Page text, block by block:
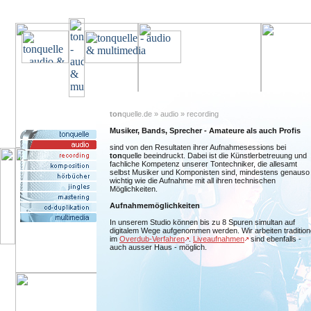
tonquelle.de » audio » recording
Musiker, Bands, Sprecher - Amateure als auch Profis
sind von den Resultaten ihrer Aufnahmesessions bei
tonquelle beeindruckt. Dabei ist die Künstlerbetreuung und
fachliche Kompetenz unserer Tontechniker, die allesamt
selbst Musiker und Komponisten sind, mindestens genauso
wichtig wie die Aufnahme mit all ihren technischen
Möglichkeiten.
Aufnahmemöglichkeiten
In unserem Studio können bis zu 8 Spuren simultan auf
digitalem Wege aufgenommen werden. Wir arbeiten
im Overdub-Verfahren Liveaufnahmen
sind ebenfalls -
auch ausser Haus - möglich.